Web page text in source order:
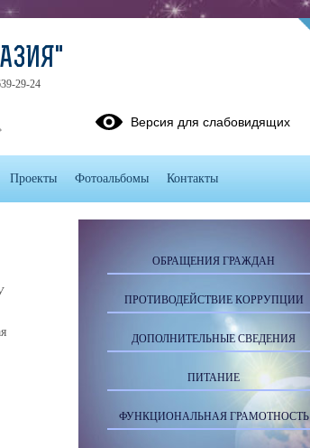
ОБРАЩЕНИЯ ГРАЖДАН
ПРОТИВОДЕЙСТВИЕ КОРРУПЦИИ
ДОПОЛНИТЕЛЬНЫЕ СВЕДЕНИЯ
ПИТАНИЕ
ФУНКЦИОНАЛЬНАЯ ГРАМОТНОСТЬ
29-24
Версия для слабовидящих
Проекты Фотоальбомы Контакты